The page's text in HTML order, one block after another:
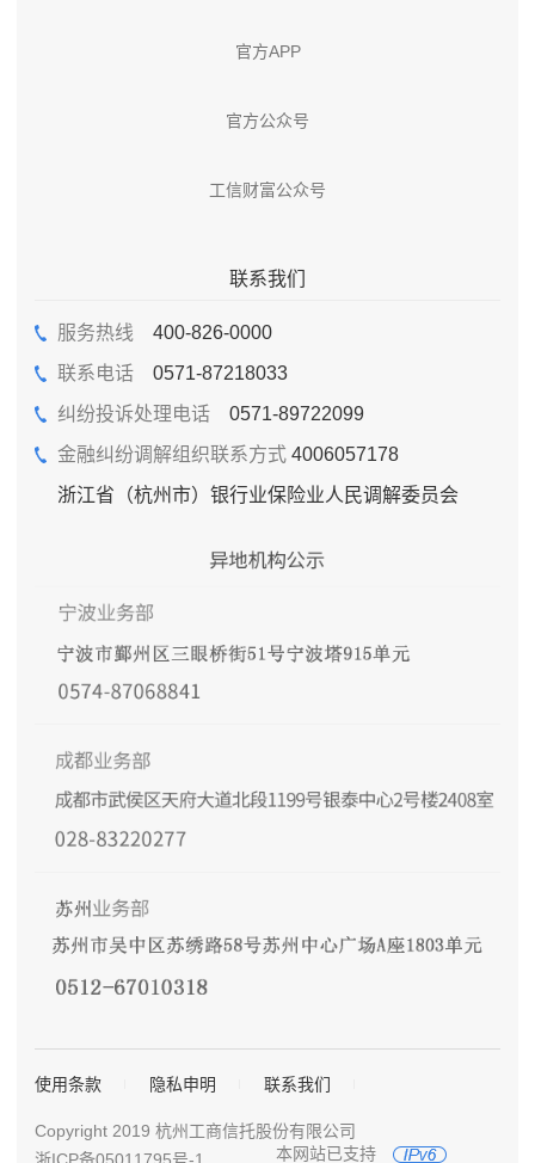
官方APP
官方公众号
工信财富公众号
联系我们
服务热线 400-826-0000
联系电话0571-87218033
纠纷投诉处理电话0571-89722099
金融纠纷调解组织联系方式4006057178
浙江省（杭州市）银行业保险业人民调解委员会
使用条款 隐私申明 联系我们
Copyright 2019 杭州工商信托股份有限公司
本网站已支持